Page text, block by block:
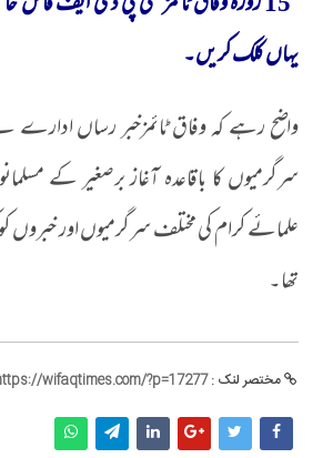
یہاں کلک کریں۔
واضح رہے کہ وفاق ٹائمزخبر رساں ادارے
سرگرمیوں کا باقاعدہ آغاز برصغیر کے
علمائے کرام کی مختلف سرگرمیوں اور خبروں
تھا۔
مختصر لنک :wifaqtimes.com/?p=17277